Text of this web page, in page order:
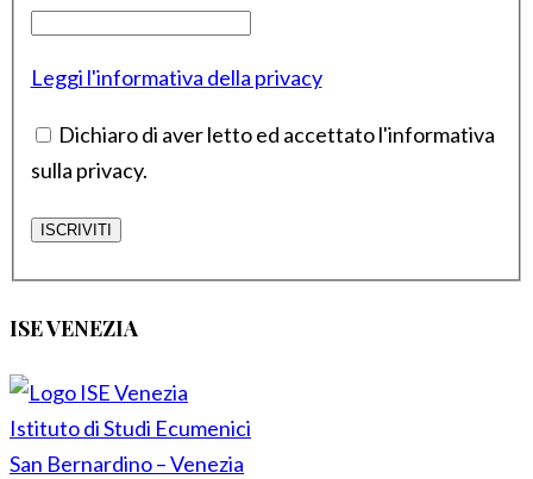
Leggi l'informativa della privacy
Dichiaro di aver letto ed accettato l'informativa
sulla privacy.
ISE VENEZIA
Istituto di Studi Ecumenici
San Bernardino – Venezia